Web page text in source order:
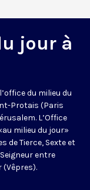
jour à
du milieu du
Protais (Paris
L’Office
milieu du jour»
de Tierce, Sexte et
entre
(Vêpres).